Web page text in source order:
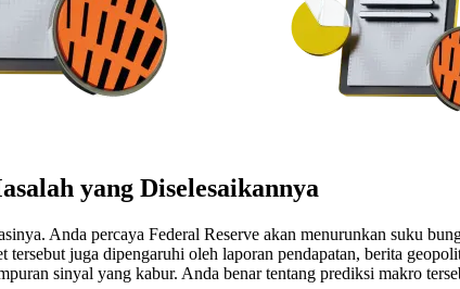
yang Diselesaikannya
Anda percaya Federal Reserve akan menurunkan suku
tersebut juga dipengaruhi oleh laporan pendapatan, berita
sinyal yang kabur. Anda benar tentang prediksi makro